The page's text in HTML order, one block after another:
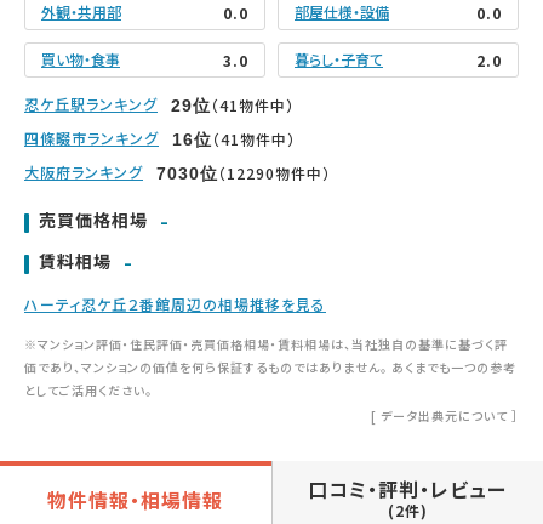
外観・共用部 0.0 部屋仕様・設備 0.0
買い物・食事 3.0 暮らし・子育て 2.0
忍ケ丘駅ランキング 29位（41物件中）
四條畷市ランキング
16位（41物件中）
大阪府ランキング
7030位（12290物件中）
売買価格相場 -
賃料相場 -
ハーティ忍ケ丘２番館周辺の相場推移を見る
※マンション評価・住民評価・売買価格相場・賃料相場は、当社独自の基準に基づく評
価であり、マンションの価値を何ら保証するものではありません。 あくまでも一つの参考
としてご活用ください。
[ データ出典元について ］
物件情報・相場情報 口コミ・評判・レビュー
(2件)